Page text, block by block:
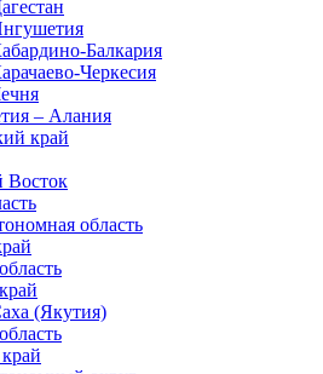
Балкария
Черкесия
– Алания
край
Восток
область
(Якутия)